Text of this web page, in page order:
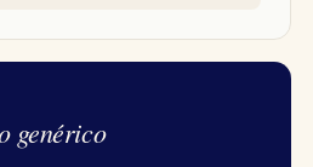
genérico